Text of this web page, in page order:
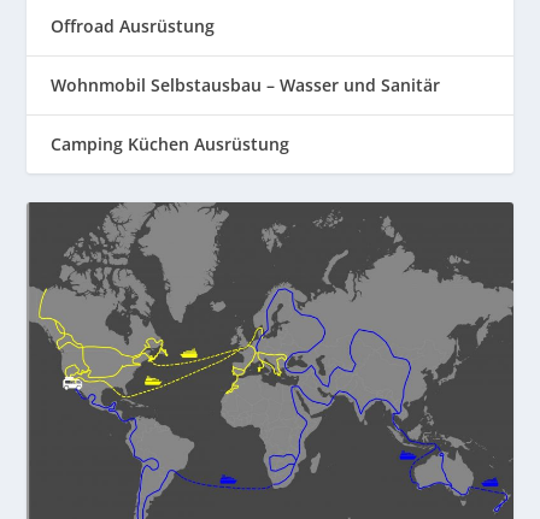
Offroad Ausrüstung
Wohnmobil Selbstausbau – Wasser und Sanitär
Camping Küchen Ausrüstung